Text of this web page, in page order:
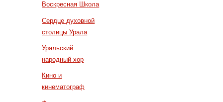
Воскресная Школа
Сердце духовной
столицы Урала
Уральский
народный хор
Кино и
кинематограф